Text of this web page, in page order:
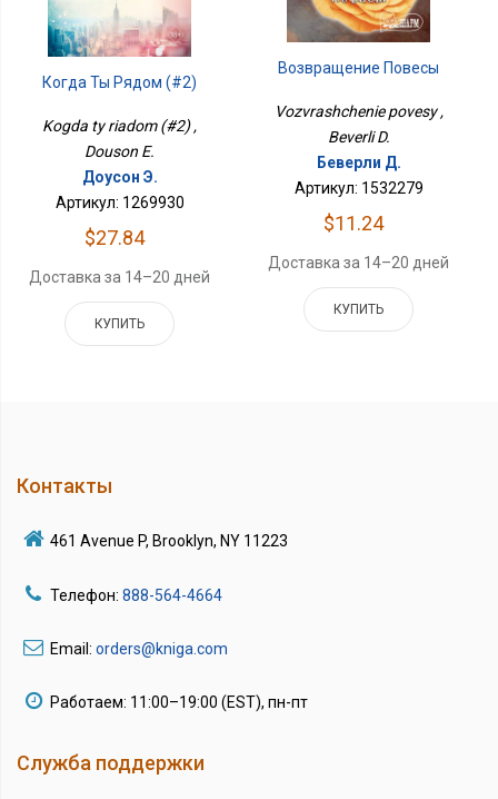
Когда Ты Рядом (#2)
Kogda ty riadom (#2) ,
Douson E.
Доусон Э.
Артикул: 1269930
$27.84
Доставка за 14–20 дней
КУПИТЬ
Возвращение Повесы
Vozvrashchenie povesy ,
Beverli D.
Беверли Д.
Артикул: 1532279
$11.24
Доставка за 14–20 дней
КУПИТЬ
Контакты
461 Avenue P, Brooklyn, NY 11223
Телефон: 888-564-4664
Email: orders@kniga.com
Работаем: 11:00–19:00 (EST), пн-пт
Служба поддержки